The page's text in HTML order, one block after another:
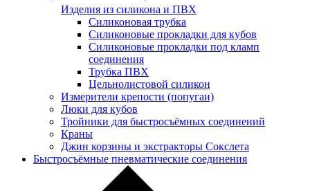
Изделия из силикона и ПВХ
Силиконовая трубка
Силиконовые прокладки для кубов
Силиконовые прокладки под кламп
соединения
Трубка ПВХ
Цельнолистовой силикон
Измерители крепости (попугаи)
Люки для кубов
Тройники для быстросъёмных соединений
Краны
Джин корзины и экстракторы Сокслета
Быстросъёмные пневматические соединения